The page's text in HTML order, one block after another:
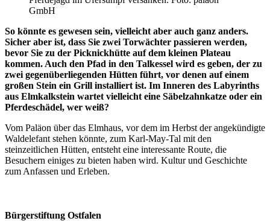
GmbH
So könnte es gewesen sein, vielleicht aber auch ganz anders.
Sicher aber ist, dass Sie zwei Torwächter passieren werden,
bevor Sie zu der Picknickhütte auf dem kleinen Plateau
kommen. Auch den Pfad in den Talkessel wird es geben, der zu
zwei gegenüberliegenden Hütten führt, vor denen auf einem
großen Stein ein Grill installiert ist. Im Inneren des Labyrinths
aus Elmkalkstein wartet vielleicht eine Säbelzahnkatze oder ein
Pferdeschädel, wer weiß?
Vom Paläon über das Elmhaus, vor dem im Herbst der angekündigte
Waldelefant stehen könnte, zum Karl-May-Tal mit den
steinzeitlichen Hütten, entsteht eine interessante Route, die
Besuchern einiges zu bieten haben wird. Kultur und Geschichte
zum Anfassen und Erleben.
Bürgerstiftung Ostfalen